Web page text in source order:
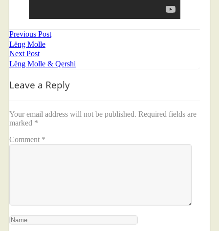
Previous Post
Lëng Molle
Next Post
Lëng Molle & Qershi
Leave a Reply
Your email address will not be published. Required fields are
marked *
Comment *